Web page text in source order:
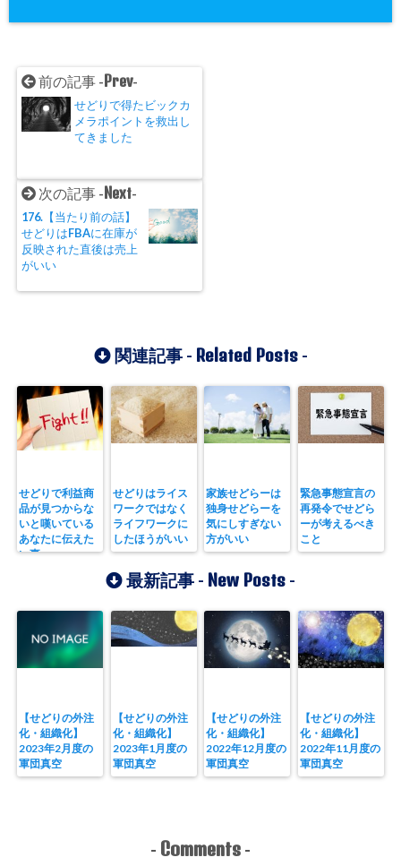
前の記事 - Prev-
せどりで得たビックカ
メラポイントを救出し
てきました
次の記事 - Next-
176.【当たり前の話】
せどりはFBAに在庫が
反映された直後は売上
がいい
関連記事 - Related Posts-
せどりで利益商
品が見つからな
いと嘆いている
あなたに伝えた
い事
せどりはライス
ワークではなく
ライフワークに
したほうがいい
家族せどらーは
独身せどらーを
気にしすぎない
方がいい
緊急事態宣言の
再発令でせどら
ーが考えるべき
こと
最新記事 - New Posts -
【せどりの外注
化・組織化】
2023年2月度の
軍団真空
【せどりの外注
化・組織化】
2023年1月度の
軍団真空
【せどりの外注
化・組織化】
2022年12月度の
軍団真空
【せどりの外注
化・組織化】
2022年11月度の
軍団真空
- Comments -